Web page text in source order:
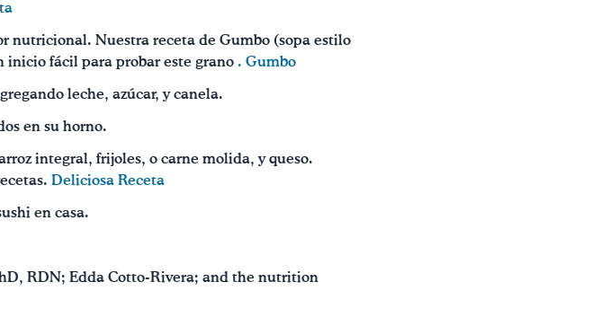
nutricional. Nuestra receta de Gumbo (sopa estilo
inicio fácil para probar este grano . Gumbo
leche, azúcar, y canela.
en su horno.
integral, frijoles, o carne molida, y queso.
Deliciosa Receta
en casa.
RDN; Edda Cotto-Rivera; and the nutrition